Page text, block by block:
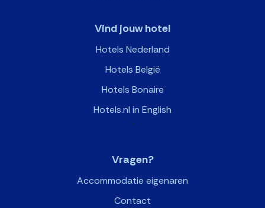
Vind jouw hotel
Hotels Nederland
Hotels België
Hotels Bonaire
Hotels.nl in English
>
Vragen?
Accommodatie eigenaren
Contact